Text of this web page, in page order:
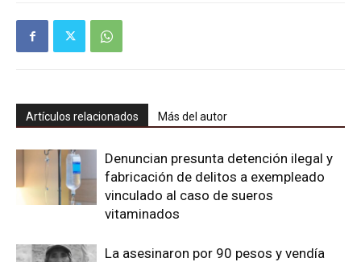
Artículos relacionados Más del autor
Denuncian presunta detención ilegal y
fabricación de delitos a exempleado
vinculado al caso de sueros
vitaminados
La asesinaron por 90 pesos y vendía